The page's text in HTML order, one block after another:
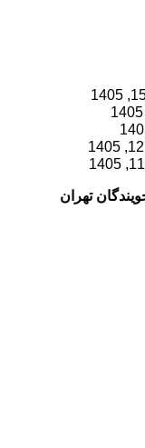
تهران